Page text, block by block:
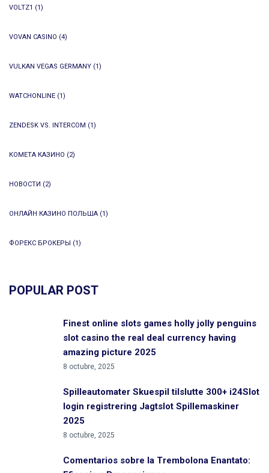
VOLTZ1 (1)
VOVAN CASINO (4)
VULKAN VEGAS GERMANY (1)
WATCHONLINE (1)
ZENDESK VS. INTERCOM (1)
КОМЕТА КАЗИНО (2)
НОВОСТИ (2)
ОНЛАЙН КАЗИНО ПОЛЬША (1)
ФОРЕКС БРОКЕРЫ (1)
POPULAR POST
Finest online slots games holly jolly penguins
slot casino the real deal currency having
amazing picture 2025
8 octubre, 2025
Spilleautomater Skuespil tilslutte 300+ i24Slot
login registrering Jagtslot Spillemaskiner
2025
8 octubre, 2025
Comentarios sobre la Trembolona Enantato: